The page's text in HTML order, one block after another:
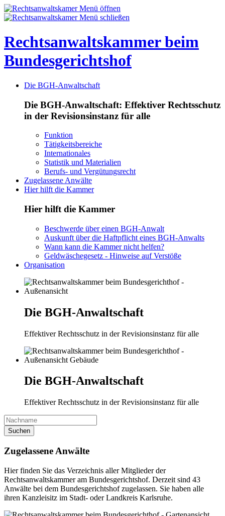
Rechtsanwaltskammer beim
Bundesgerichtshof
Die BGH-Anwaltschaft
Die BGH-Anwaltschaft: Effektiver Rechtsschutz
in der Revisionsinstanz für alle
Funktion
Tätigkeitsbereiche
Internationales
Statistik und Materialien
Berufs- und Vergütungsrecht
Zugelassene Anwälte
Hier hilft die Kammer
Hier hilft die Kammer
Beschwerde über einen BGH-Anwalt
Auskunft über die Haftpflicht eines BGH-Anwalts
Wann kann die Kammer nicht helfen?
Geldwäschegesetz - Hinweise auf Verstöße
Organisation
Die BGH-Anwaltschaft
Effektiver Rechtsschutz in der Revisionsinstanz für alle
Die BGH-Anwaltschaft
Effektiver Rechtsschutz in der Revisionsinstanz für alle
Zugelassene Anwälte
Hier finden Sie das Verzeichnis aller Mitglieder der
Rechtsanwaltskammer am Bundesgerichtshof. Derzeit sind 43
Anwälte bei dem Bundesgerichtshof zugelassen. Sie haben alle
ihren Kanzleisitz im Stadt- oder Landkreis Karlsruhe.